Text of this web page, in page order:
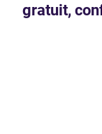
gratuit,